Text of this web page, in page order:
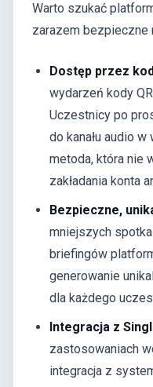
Warto szukać
zarazem bezpieczne
Dostęp przez
wydarzeń kody
Uczestnicy po
do kanału audio
metoda, która nie
zakładania konta
Bezpieczne,
mniejszych
briefingów
generowanie
dla każdego
Integracja z
zastosowaniach
integracja z